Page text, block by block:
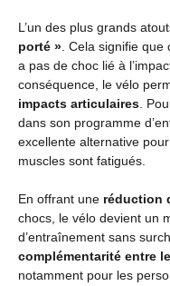
L’un des plus grands
porté » . Cela signifie
a pas de choc lié à
conséquence, le vélo
impacts articulaires .
dans son programme
excellente alternative
muscles sont fatigués.
En offrant une réduction
chocs, le vélo devient un
d’entraînement sans
complémentarité entre
notamment pour les